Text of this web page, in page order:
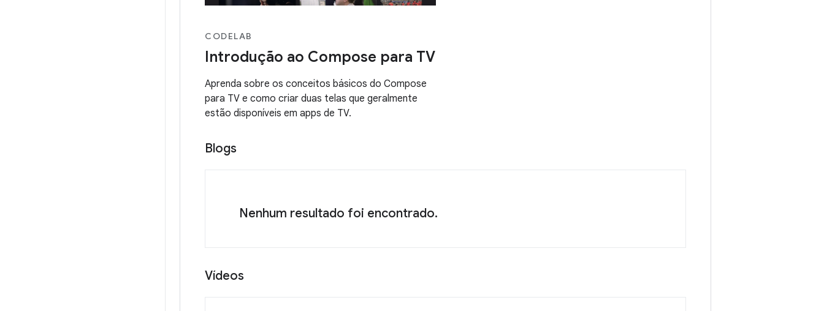
CODELAB
Introdução ao Compose para TV
Aprenda sobre os conceitos básicos do Compose
para TV e como criar duas telas que geralmente
estão disponíveis em apps de TV.
Blogs
Nenhum resultado foi encontrado.
Vídeos